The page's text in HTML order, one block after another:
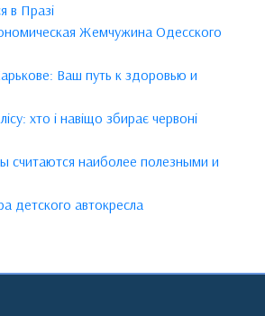
в Празі
Жемчужина Одесского
Ваш путь к здоровью и
хто і навіщо збирає червоні
считаются наиболее полезными и
детского автокресла